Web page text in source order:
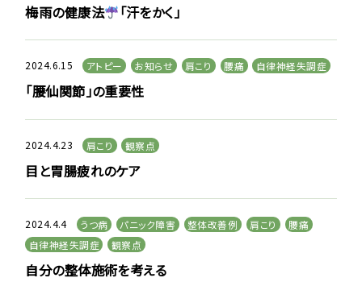
梅雨の健康法 「汗をかく」
2024.6.15 アトピー お知らせ 肩こり 腰痛 自律神経失調症
「腰仙関節」の重要性
2024.4.23 肩こり 観察点
目と胃腸疲れのケア
2024.4.4 うつ病 パニック障害 整体改善例 肩こり
腰痛
自律神経失調症
観察点
自分の整体施術を考える